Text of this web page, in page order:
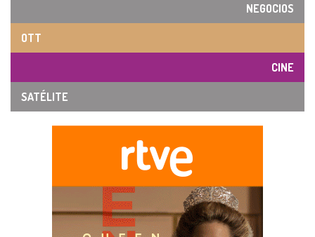
NEGOCIOS
OTT
CINE
SATÉLITE